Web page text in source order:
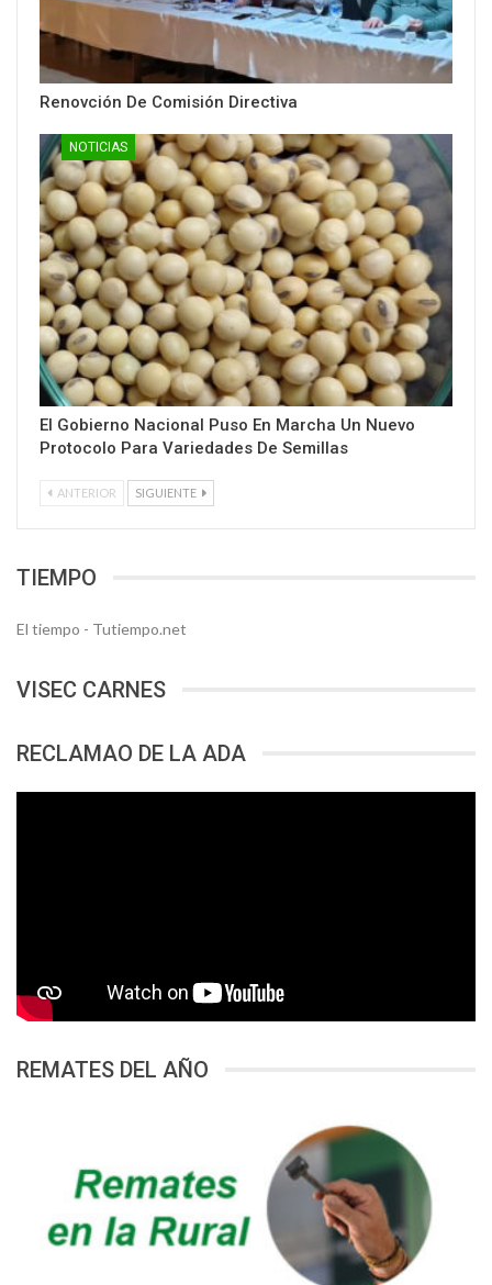
Renovción De Comisión Directiva
NOTICIAS
El Gobierno Nacional Puso En Marcha Un Nuevo
Protocolo Para Variedades De Semillas
ANTERIOR SIGUIENTE
TIEMPO
El tiempo - Tutiempo.net
VISEC CARNES
RECLAMAO DE LA ADA
REMATES DEL AÑO